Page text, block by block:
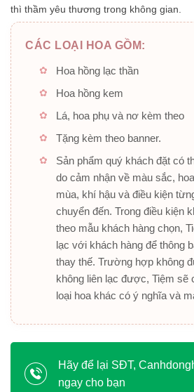
thì thầm yêu thương trong không gian.
CÁC LOẠI HOA GỒM:
Hoa hồng lạc thần
Hoa hồng kem
Lá, hoa phụ và nơ kèm theo
Tặng kèm theo banner.
Sản phẩm quý khách đặt có
do cảm nhận về màu sắc,
mùa, khí hậu và điều kiện
chuyển đến. Trong điều kiện
theo mẫu khách hàng chọn,
lạc với khách hàng để thông
thay thế. Trường hợp không
không liên lạc được, Tiệm sẽ
loại hoa khác có ý nghĩa và
Hãy để lại SĐT,
ngay cho bạn